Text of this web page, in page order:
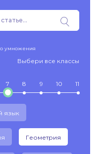
умножения
Выбери все классы
7 8 9 10 11
язык
Геометрия